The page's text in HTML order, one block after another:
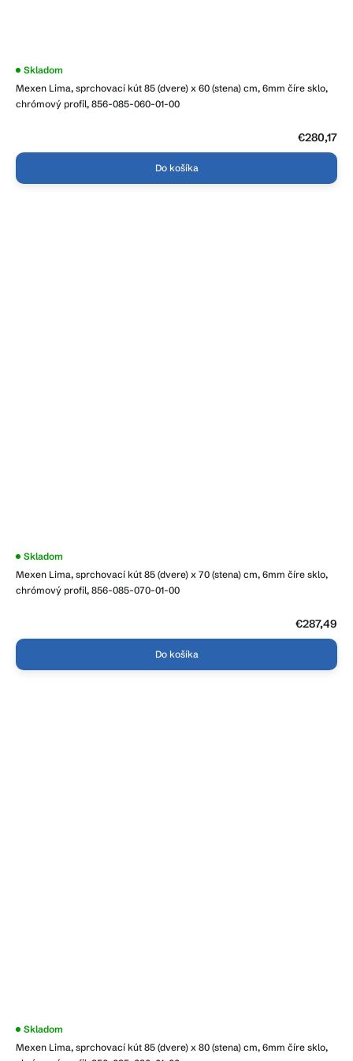
Mexen Lima, sprchovací kút 85 (dvere) x 60 (stena) cm, 6mm číre sklo,
chrómový profil, 856-085-060-01-00
Skladom
€280,17
Do košíka
Mexen Lima, sprchovací kút 85 (dvere) x 70 (stena) cm, 6mm číre sklo,
chrómový profil, 856-085-070-01-00
Skladom
€287,49
Do košíka
Mexen Lima, sprchovací kút 85 (dvere) x 80 (stena) cm, 6mm číre sklo,
Priemerné
produktu
Skladom